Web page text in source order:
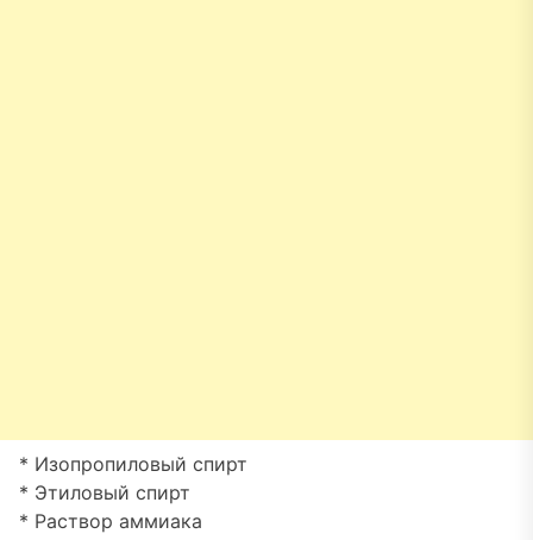
* Изопропиловый спирт
* Этиловый спирт
* Раствор аммиака